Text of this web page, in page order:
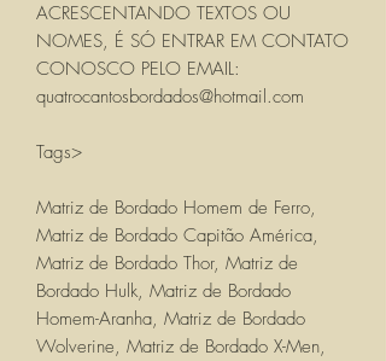
ACRESCENTANDO TEXTOS OU
NOMES, É SÓ ENTRAR EM CONTATO
CONOSCO PELO EMAIL:
quatrocantosbordados@hotmail.com
Tags>
Matriz de Bordado Homem de Ferro,
Matriz de Bordado Capitão América,
Matriz de Bordado Thor, Matriz de
Bordado Hulk, Matriz de Bordado
Homem-Aranha, Matriz de Bordado
Wolverine, Matriz de Bordado X-Men,